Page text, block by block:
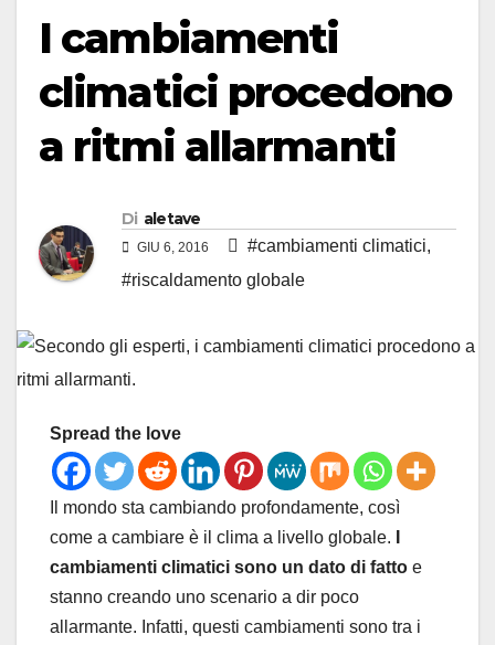
I cambiamenti
climatici procedono
a ritmi allarmanti
Di aletave
GIU 6, 2016 #cambiamenti climatici,
#riscaldamento globale
Spread the love
Il mondo sta cambiando profondamente, così
come a cambiare è il clima a livello globale.
cambiamenti climatici sono un dato di fatto e
stanno creando uno scenario a dir poco
allarmante. Infatti, questi cambiamenti sono tra i